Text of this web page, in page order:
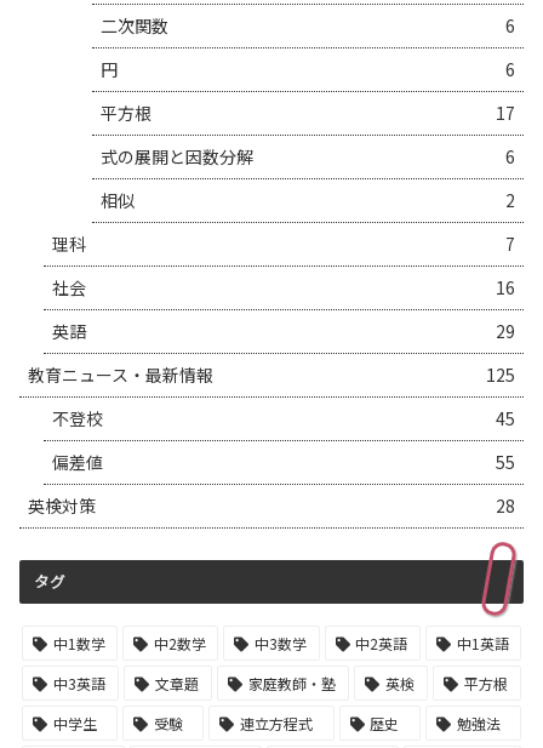
二次関数
6
円
6
平方根
17
式の展開と因数分解
6
相似
2
理科
7
社会
16
英語
29
教育ニュース・最新情報
125
不登校
45
偏差値
55
英検対策
28
タグ
中1数学 中2数学 中3数学 中2英語
中1英語
中3英語
文章題 家庭教師・塾 英検
平方根
中学生
受験 連立方程式 歴史
勉強法